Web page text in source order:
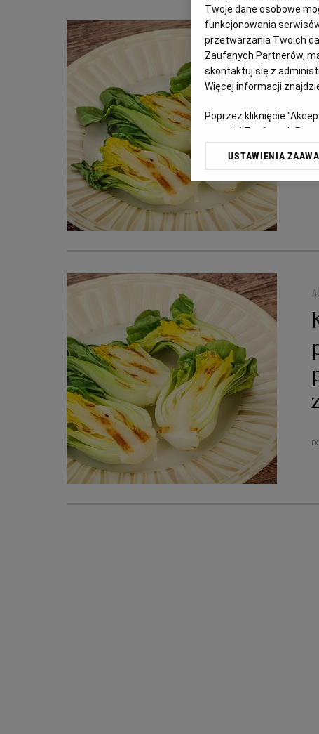
Twoje dane osobowe
funkcjonowania
przetwarzania Twoich
Zaufanych Partnerów,
skontaktuj się z
Więcej informacji
Poprzez kliknięcie
z o. o. jej Zaufanych
swoje preferencje dot.
przetwarzania danych
My, nasi Zaufani
dokładnych danych
USTAWIENIA